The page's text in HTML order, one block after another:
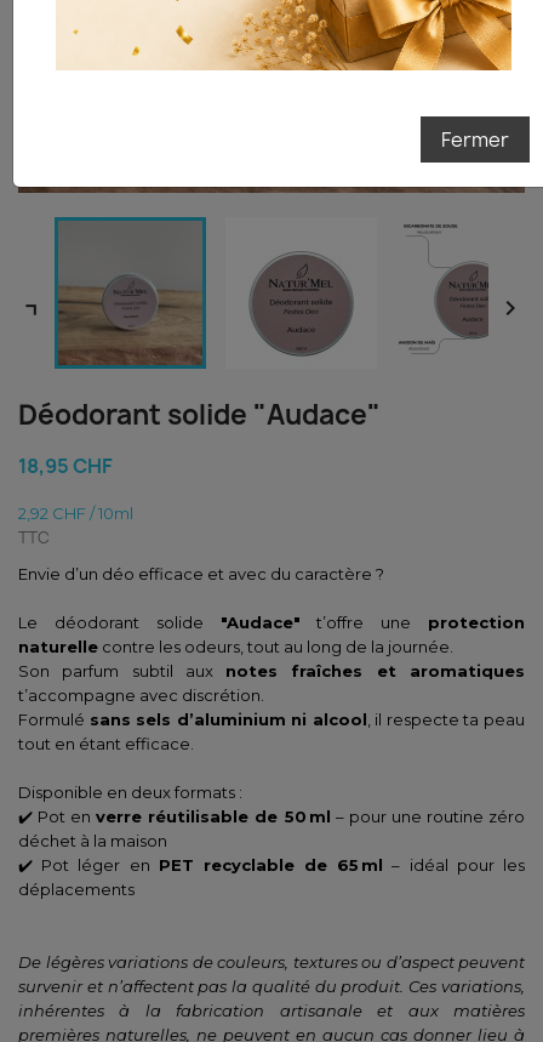
 
Déodorant solide "Audace"
18,95 CHF
2,92 CHF / 10ml
TTC
Envie d’un déo efficace et avec du caractère ?
Le déodorant solide "Audace" t’offre une protection
naturelle contre les odeurs, tout au long de la journée.
Son parfum subtil aux notes fraîches et aromatiques
t’accompagne avec discrétion.
Formulé sans sels d’aluminium ni alcool , il respecte ta peau
tout en étant efficace.
Disponible en deux formats :
✔️ Pot enverre réutilisable de 50 ml – pour une routine zéro
déchet à la maison
✔️ Pot léger en PET recyclable de 65 ml – idéal pour les
déplacements
De légères variations de couleurs, textures ou d’aspect peuvent
survenir et n’affectent pas la qualité du produit. Ces variations,
inhérentes à la fabrication artisanale et aux matières
premières naturelles, ne peuvent en aucun cas donner lieu à
Fermer